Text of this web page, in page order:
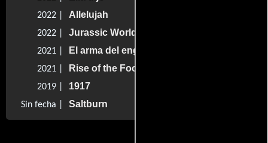
2022 | Allelujah
2022 | Jurassic World: Dominio
2021 | El arma del engaño
2021 | Rise of the Footsoldier: Origins
2019 | 1917
Sin fecha | Saltburn